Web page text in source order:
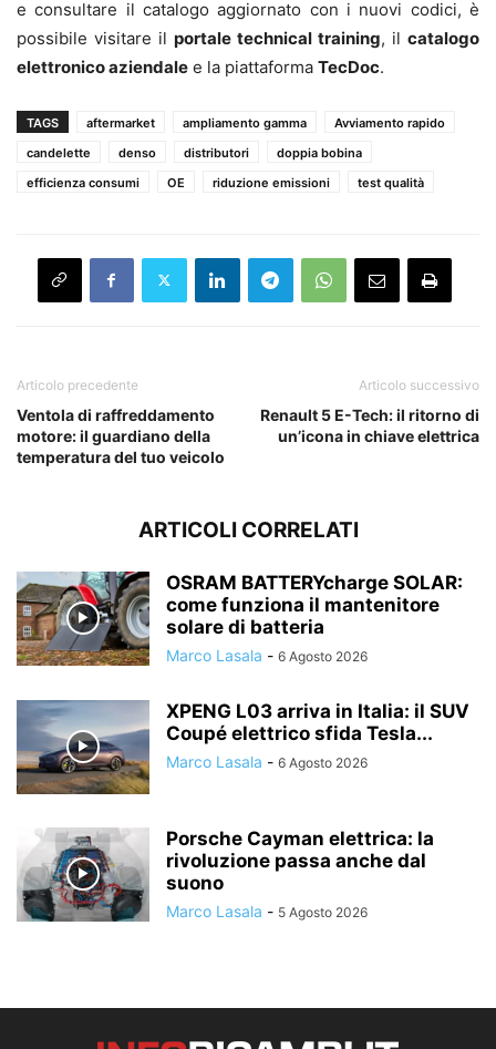
e consultare il catalogo aggiornato con i nuovi codici, è
possibile visitare il portale technical training, il catalogo
elettronico aziendale e la piattaforma TecDoc.
TAGS aftermarket ampliamento gamma
Avviamento rapido
candelette
denso distributori
doppia bobina
efficienza consumi
OE riduzione emissioni test qualità
Articolo precedente
Ventola di raffreddamento
motore: il guardiano della
temperatura del tuo veicolo
Articolo successivo
Renault 5 E-Tech: il ritorno di
un’icona in chiave elettrica
ARTICOLI CORRELATI
OSRAM BATTERYcharge SOLAR:
come funziona il mantenitore
solare di batteria
Marco Lasala - 6 Agosto 2026
XPENG L03 arriva in Italia: il SUV
Coupé elettrico sfida Tesla...
Marco Lasala - 6 Agosto 2026
Porsche Cayman elettrica: la
rivoluzione passa anche dal
suono
Marco Lasala - 5 Agosto 2026